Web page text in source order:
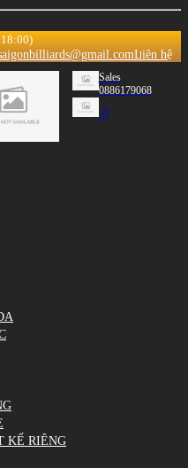
Liên hệ
Sales
0886179068
0
KẾ RIÊNG